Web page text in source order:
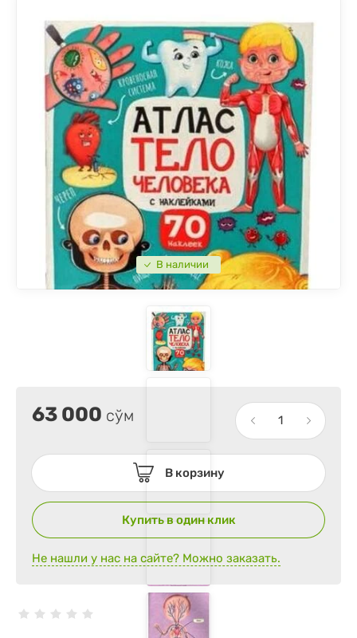
В наличии
63 000 сўм
В корзину
Купить в один клик
Не нашли у нас на сайте? Можно заказать.